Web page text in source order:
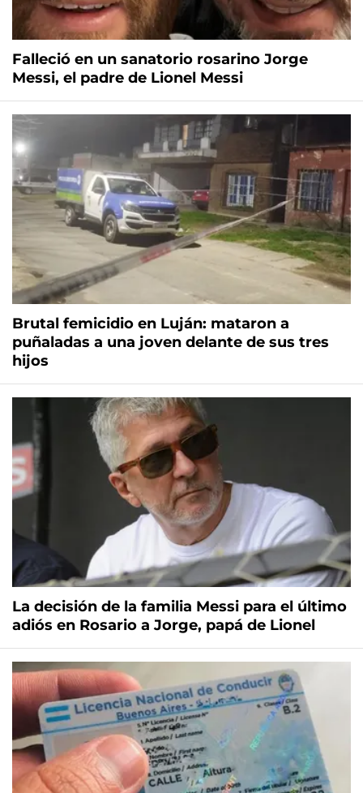
Falleció en un sanatorio rosarino Jorge
Messi, el padre de Lionel Messi
Brutal femicidio en Luján: mataron a
puñaladas a una joven delante de sus tres
hijos
La decisión de la familia Messi para el último
adiós en Rosario a Jorge, papá de Lionel